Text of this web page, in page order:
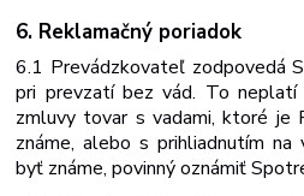
6. Reklamačný poriadok
6.1 Prevádzkovateľ zodpovedá
pri prevzatí bez vád. To neplatí
zmluvy tovar s vadami, ktoré je
známe, alebo s prihliadnutím
byť známe, povinný oznámiť